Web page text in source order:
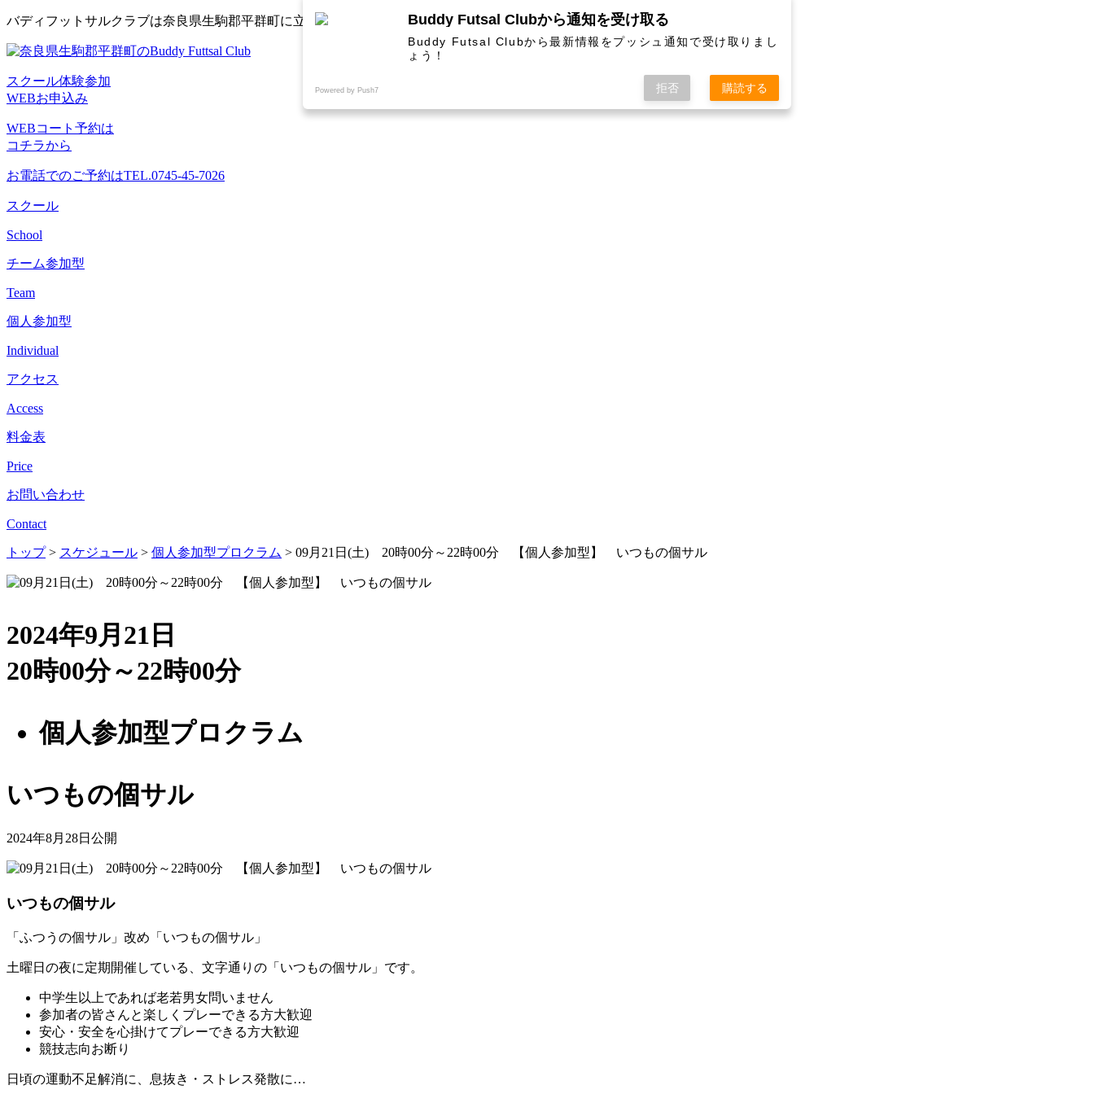
コ
テ
ツ
へ
ス
キ
プ
バディフットサルクラブは奈良県生駒郡平群町に立地するフットサル施設です。
スクール体験参加
WEBお申込み
WEBコート予約は
コチラから
お電話でのご予約はTEL.0745-45-7026
スクール
School
チーム参加型
Team
個人参加型
Individual
アクセス
Access
料金表
Price
お問い合わせ
Contact
トップ> スケジュール > 個人参加型プロクラム > 09月21日(土) 20時00分～22時00分 【個人参加型】 いつもの個サル
2024年9月21日
20時00分～22時00分
個人参加型プロクラム
いつもの個サル
2024年8月28日公開
いつもの個サル
「ふつうの個サル」改め「いつもの個サル」
土曜日の夜に定期開催している、文字通りの「いつもの個サル」です。
中学生以上であれば老若男女問いません
参加者の皆さんと楽しくプレーできる方大歓迎
安心・安全を心掛けてプレーできる方大歓迎
競技志向お断り
日頃の運動不足解消に、息抜き・ストレス発散に…
Buddy Futsal Clubから通知を受け取る
Buddy Futsal Clubから最新情報をプッシュ通知で受け取りまし
ょう！
Powered by Push7 拒否 購読する